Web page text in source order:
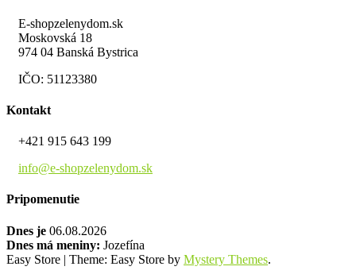
E-shopzelenydom.sk
Moskovská 18
974 04 Banská Bystrica
IČO: 51123380
Kontakt
+421 915 643 199
info@e-shopzelenydom.sk
Pripomenutie
Dnes je 06.08.2026
Dnes má meniny: Jozefína
Easy Store | Theme: Easy Store by Mystery Themes.